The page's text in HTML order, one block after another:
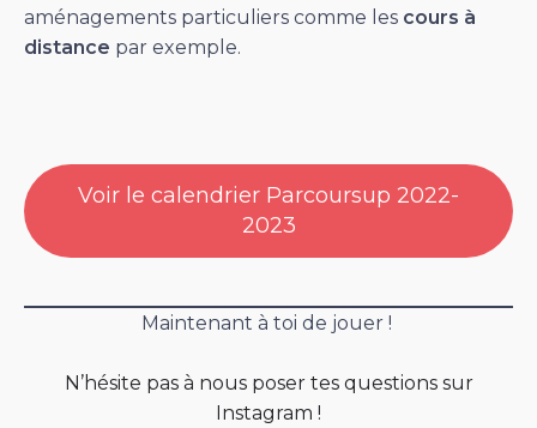
aménagements particuliers comme les cours à
distance par exemple.
Voir le calendrier Parcoursup 2022-
2023
Maintenant à toi de jouer !
N’hésite pas à nous poser tes questions sur
Instagram !